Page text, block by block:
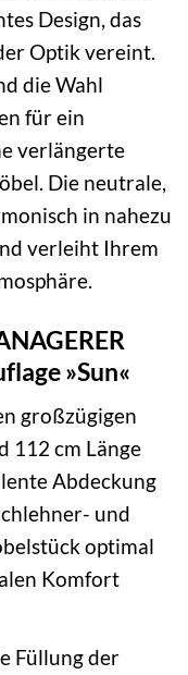
Design, das
Optik vereint.
die Wahl
für ein
verlängerte
Die neutrale,
in nahezu
verleiht Ihrem
»Sun«
großzügigen
112 cm Länge
Abdeckung
und
optimal
Komfort
Füllung der